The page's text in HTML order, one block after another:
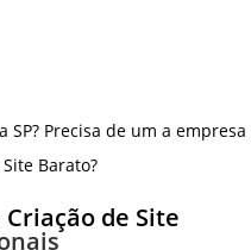
Precisa de um a empresa
Barato?
Criação de Site